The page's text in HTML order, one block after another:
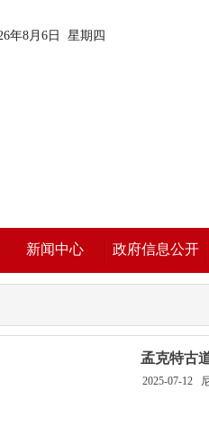
年8月6日 星期四
新闻中心 政府信息公开
孟克特古
2025-07-12